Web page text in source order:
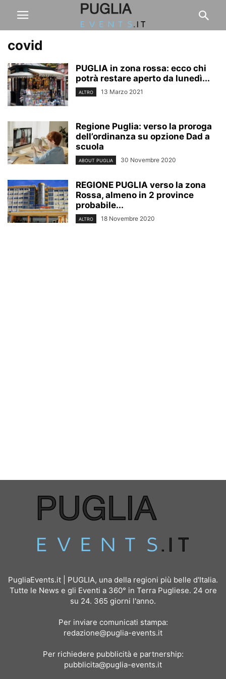
covid
PUGLIA in zona rossa: ecco chi
potrà restare aperto da lunedì...
ALTRO 13 Marzo 2021
Regione Puglia: verso la proroga
dell’ordinanza su opzione Dad a
scuola
ABOUT PUGLIA 30 Novembre 2020
REGIONE PUGLIA verso la zona
Rossa, almeno in 2 province
probabile...
ALTRO 18 Novembre 2020
PugliaEvents.it | PUGLIA, una della regioni più belle d'Italia.
Tutte le News e gli Eventi a 360° in Terra Pugliese. 24 ore
su 24. 365 giorni l'anno.
Per inviare comunicati stampa:
redazione@puglia-events.it
Per richiedere pubblicità e partnership:
pubblicita@puglia-events.it